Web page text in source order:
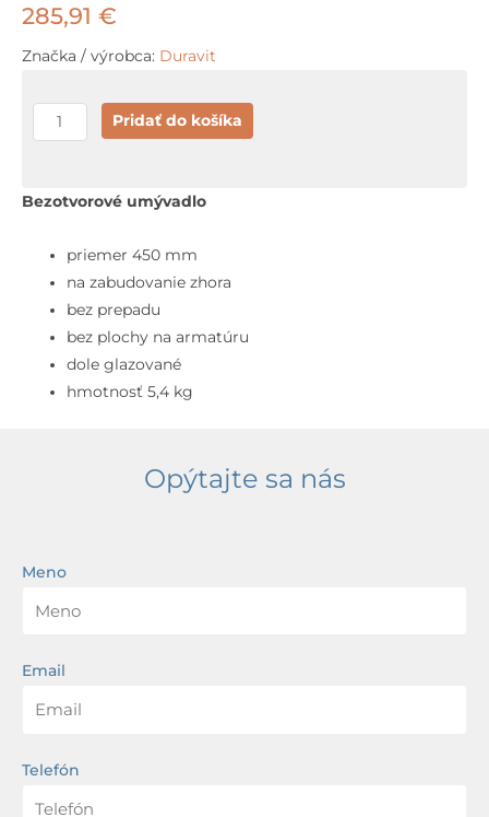
285,91 €
Značka / výrobca: Duravit
množstvo
Duravit
Umývadlo
prepadu,
priemer
cm,
WonderGliss,
biela
Pridať do košíka
Bezotvorové umývadlo
priemer 450 mm
na zabudovanie zhora
bez prepadu
bez plochy na armatúru
dole glazované
hmotnosť 5,4 kg
Opýtajte sa nás
Meno
Email
Telefón